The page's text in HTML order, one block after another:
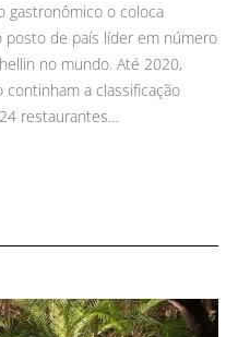
gastronômico o coloca
posto de país líder em número
no mundo. Até 2020,
continham a classificação
restaurantes…